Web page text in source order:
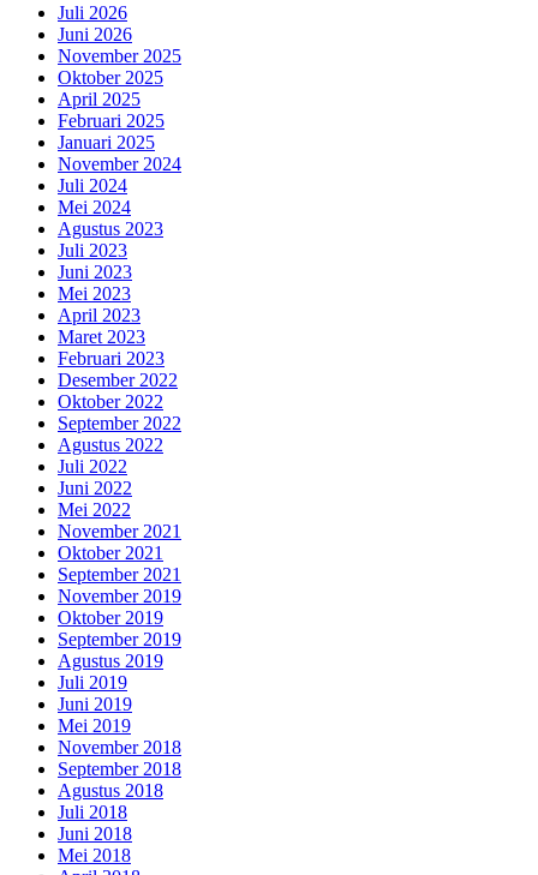
Juli 2026
Juni 2026
November 2025
Oktober 2025
April 2025
Februari 2025
Januari 2025
November 2024
Juli 2024
Mei 2024
Agustus 2023
Juli 2023
Juni 2023
Mei 2023
April 2023
Maret 2023
Februari 2023
Desember 2022
Oktober 2022
September 2022
Agustus 2022
Juli 2022
Juni 2022
Mei 2022
November 2021
Oktober 2021
September 2021
November 2019
Oktober 2019
September 2019
Agustus 2019
Juli 2019
Juni 2019
Mei 2019
November 2018
September 2018
Agustus 2018
Juli 2018
Juni 2018
Mei 2018